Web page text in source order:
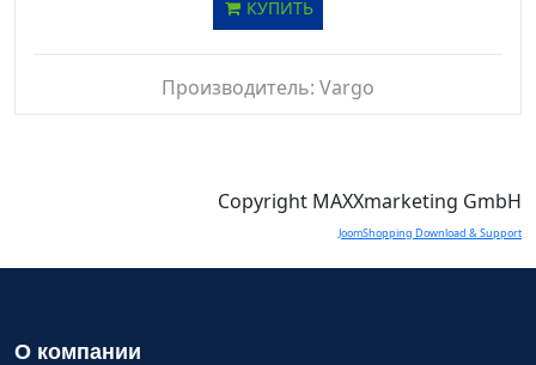
КУПИТЬ
Производитель: Vargo
Copyright MAXXmarketing GmbH
JoomShopping Download & Support
О компании